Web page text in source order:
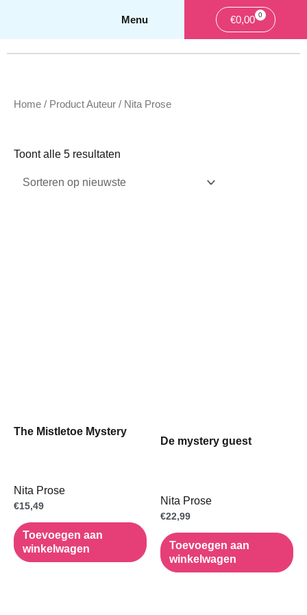
€0,00 0
Home / Product Auteur / Nita Prose
Toont alle 5 resultaten
The Mistletoe Mystery
Nita Prose
€15,49
Toevoegen aan
winkelwagen
De mystery guest
Nita Prose
€22,99
Toevoegen aan
winkelwagen